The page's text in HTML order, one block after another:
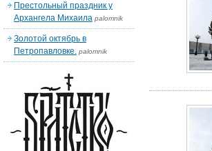
Престольный праздник у
Архангела Михаила palomnik
Золотой октябрь в
Петропавловке. palomnik